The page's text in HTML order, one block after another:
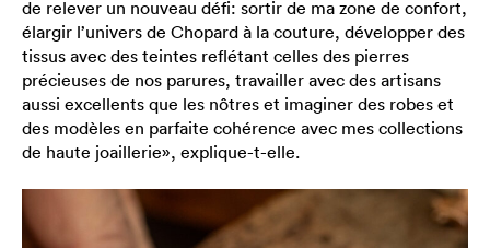
de relever un nouveau défi: sortir de ma zone de confort,
élargir l’univers de Chopard à la couture, développer des
tissus avec des teintes reflétant celles des pierres
précieuses de nos parures, travailler avec des artisans
aussi excellents que les nôtres et imaginer des robes et
des modèles en parfaite cohérence avec mes collections
de haute joaillerie», explique-t-elle.